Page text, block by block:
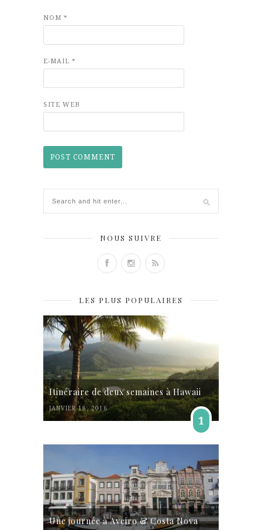
NOM *
E-MAIL *
SITE WEB
NOUS SUIVRE
LES PLUS POPULAIRES
Itinéraire de deux semaines à Hawaii
JANVIER 18, 2016
1
Une journée à Aveiro & Costa Nova